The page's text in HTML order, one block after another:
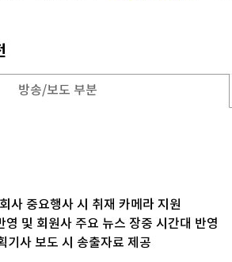
방송/보도부분
사중요행사시취재카메라지원
영및회원사주요뉴스장중시간대반영
기사보도시송출자료제공